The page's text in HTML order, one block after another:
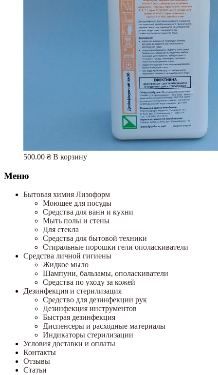
500.00 ₴ В корзину
Меню
Бытовая химия Лизоформ
Моющее для посуды
Средства для ванн и кухни
Мыть полы и стены
Для стекла
Средства для бытовой техники
Стиральные порошки гели ополаскиватели
Средства личной гигиены
Жидкое мыло
Шампуни, бальзамы, ополаскиватели
Средства по уходу за кожей
Дезинфекция и стерилизация
Средство для дезинфекции рук
Дезинфекция инструментов
Быстрая дезинфекция
Диспенсеры и расходные материалы
Индикаторы стерилизации
Условия доставки и оплаты
Контакты
Отзывы
Статьи